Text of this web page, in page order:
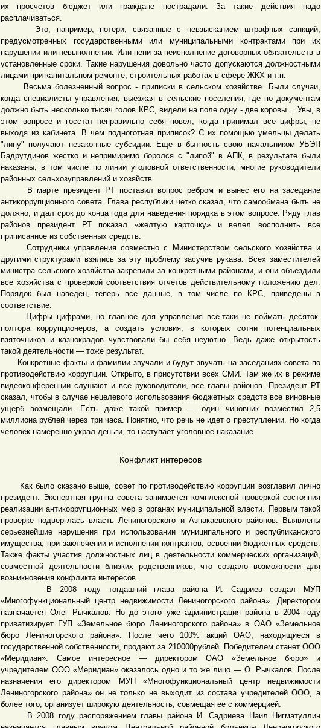
их просчетов бюджет или граждане пострадали. За такие действия надо
расплачиваться.
Это, например, потери, связанные с невзысканием штрафных санкций,
предусмотренных государственными или муниципальными контрактами при их
нарушении или невыполнении. Или пени за неисполнение договорных обязательств в
установленные сроки. Такие нарушения довольно часто допускаются должностными
лицами при капитальном ремонте, строительных работах в сфере ЖКХ и т.п.
Весьма болезненный вопрос - приписки в сельском хозяйстве. Были случаи,
когда специалисты управления, выезжая в сельские поселения, где по документам
должно быть несколько тысяч голов КРС, видели на поле одну - две коровы… Увы, в
этом вопросе и госстат неправильно себя повел, когда принимал все цифры, не
выходя из кабинета. В чем подноготная приписок? С их помощью умельцы делать
"липу" получают незаконные субсидии. Еще в бытность свою начальником УБЭП
Бадрутдинов жестко и непримиримо боролся с "липой" в АПК, в результате были
наказаны, в том числе по линии уголовной ответственности, многие руководители
районных сельхозуправлений и хозяйств.
В марте президент РТ поставил вопрос ребром и вынес его на заседание
антикоррупционного совета. Глава республики четко сказал, что самообмана быть не
должно, и дал срок до конца года для наведения порядка в этом вопросе. Ряду глав
районов президент РТ показал «желтую карточку» и велел восполнить все
приписанное из собственных средств.
Сотрудники управления совместно с Министерством сельского хозяйства и
другими структурами взялись за эту проблему засучив рукава. Всех заместителей
министра сельского хозяйства закрепили за конкретными районами, и они объездили
все хозяйства с проверкой соответствия отчетов действительному положению дел.
Порядок был наведен, теперь все данные, в том числе по КРС, приведены в
соответствие.
Цифры цифрами, но главное для управления все-таки не поймать десяток-
полтора коррупционеров, а создать условия, в которых сотни потенциальных
взяточников и казнокрадов чувствовали бы себя неуютно. Ведь даже открытость
такой деятельности — тоже результат.
Конкретные факты и фамилии звучали и будут звучать на заседаниях совета по
противодействию коррупции. Открыто, в присутствии всех СМИ. Там же их в режиме
видеоконференции слушают и все руководители, все главы районов. Президент РТ
сказал, чтобы в случае нецелевого использования бюджетных средств все виновные
ущерб возмещали. Есть даже такой пример — один чиновник возместил 2,5
миллиона рублей через три часа. Понятно, что речь не идет о преступлении. Но когда
человек намеренно украл деньги, то наступает уголовное наказание.
Конфликт интересов
Как было сказано выше, совет по противодействию коррупции возглавил лично
президент. Экспертная группа совета занимается комплексной проверкой состояния
реализации антикоррупционных мер в органах муниципальной власти. Первым такой
проверке подверглась власть Лениногорского и Азнакаевского районов. Выявлены
серьезнейшие нарушения при использовании муниципального и республиканского
имущества, при заключении и исполнении контрактов, освоении бюджетных средств.
Также факты участия должностных лиц в деятельности коммерческих организаций,
совместной деятельности близких родственников, что создало возможности для
возникновения конфликта интересов.
В 2008 году тогдашний глава района И. Садриев создал МУП
«Многофункциональный центр недвижимости Лениногорского района». Директором
назначается Олег Рычкалов. Но до этого уже администрация района в 2004 году
приватизирует ГУП «Земельное бюро Лениногорского района» в ОАО «Земельное
бюро Лениногорского района». После чего 100% акций ОАО, находящиеся в
государственной собственности, продают за 210000рублей. Победителем станет ООО
«Меридиан». Самое интересное — директором ОАО «Земельное бюро» и
учредителем ООО «Меридиан» оказалось одно и то же лицо — О. Рычкалов. После
назначения его директором МУП «Многофункциональный центр недвижимости
Лениногорского района» он не только не выходит из состава учредителей ООО, а
более того, организует широкую деятельность, совмещая ее с коммерцией.
В 2008 году распоряжением главы района И. Садриева Наил Нигматуллин